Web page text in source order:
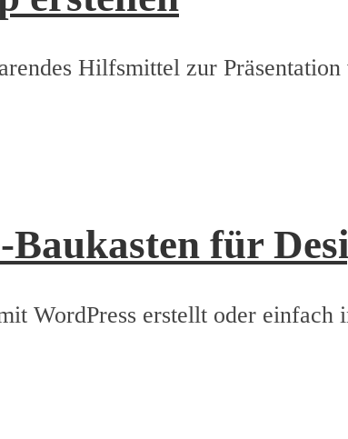
Hilfsmittel zur
für
WordPress erstellt oder